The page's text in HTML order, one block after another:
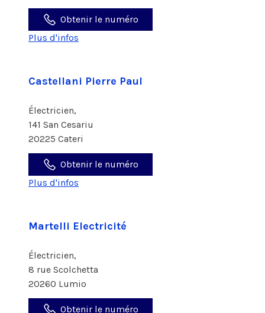
Obtenir le numéro
Plus d'infos
Castellani Pierre Paul
Électricien,
141 San Cesariu
20225 Cateri
Obtenir le numéro
Plus d'infos
Martelli Electricité
Électricien,
8 rue Scolchetta
20260 Lumio
Obtenir le numéro